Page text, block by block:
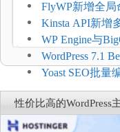
$2.61/月，高性
FlyWP新增全
方便
Kinsta API新增
WP Engine与
Connect：
商能力
WordPress 7.1
复，仅建议在
Yoast SEO批量
词与AI元数据
性价比高的WordPress